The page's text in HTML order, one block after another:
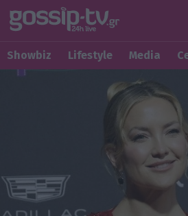
Showbiz Lifestyle Media